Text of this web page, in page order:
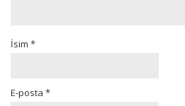
İsim *
E-posta *